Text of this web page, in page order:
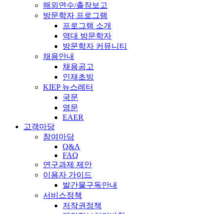
해외연수/출장보고
방문학자 프로그램
프로그램 소개
역대 방문학자
방문학자 커뮤니티
채용안내
채용공고
인재초빙
KIEP 뉴스레터
국문
영문
EAER
고객마당
참여마당
Q&A
FAQ
연구과제 제안
이용자 가이드
발간물구독안내
서비스정책
저작권정책